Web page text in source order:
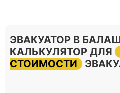
ЭВАКУАТОР В
КАЛЬКУЛЯТОР ДЛЯ
СТОИМОСТИ